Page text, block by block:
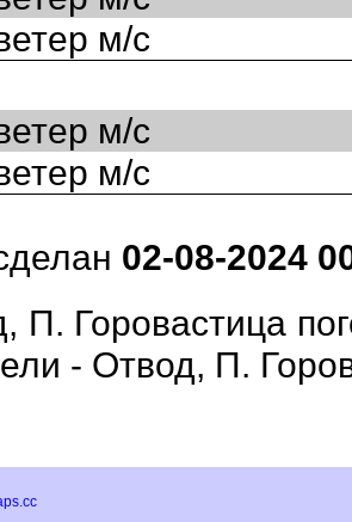
м/с
м/с
м/с
02-08-2024
П. Горовастица
- Отвод, П.